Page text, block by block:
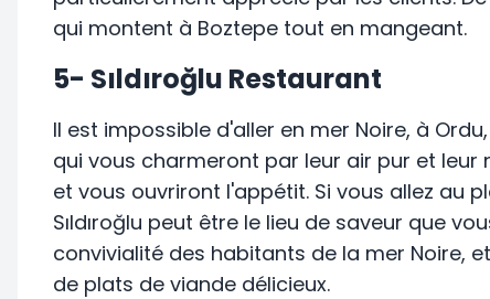
qui montent à Boztepe tout en mangeant.
5- Sıldıroğlu Restaurant
Il est impossible d'aller en mer Noire, à
qui vous charmeront par leur air pur et
et vous ouvriront l'appétit. Si vous allez au
Sıldıroğlu peut être le lieu de saveur que
convivialité des habitants de la mer Noire,
de plats de viande délicieux.